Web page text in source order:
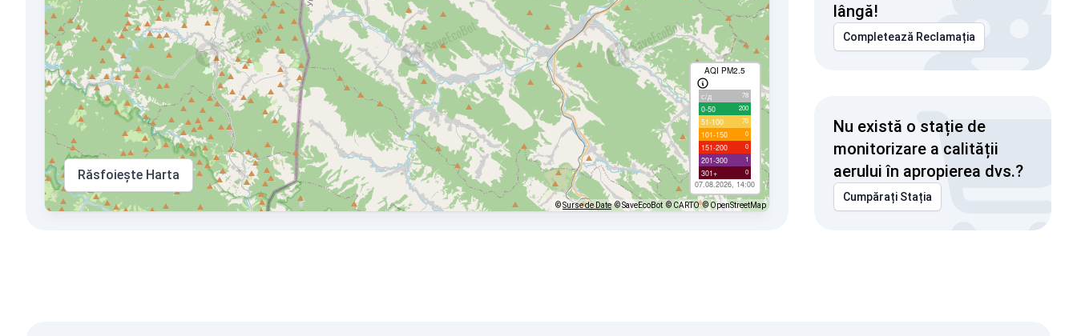
AQI PM2.5
с/д 78
0-50 200
51-100 70
101-150 0
151-200 0
201-300 1
301+ 0
07.08.2026, 14:00
Răsfoiește Harta
©Surse de Date © SaveEcoBot © CARTO © OpenStreetMap
lângă!
Completează Reclamația
Nu există o stație de
monitorizare a calității
aerului în apropierea dvs.?
Cumpărați Stația